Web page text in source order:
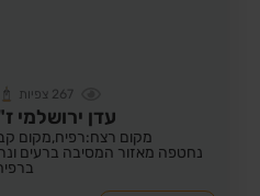
267 צפיות
עדן ירושלמי
מקום רצח:רפיח,מקום
נחטפה מאזור המסיבה ברעים